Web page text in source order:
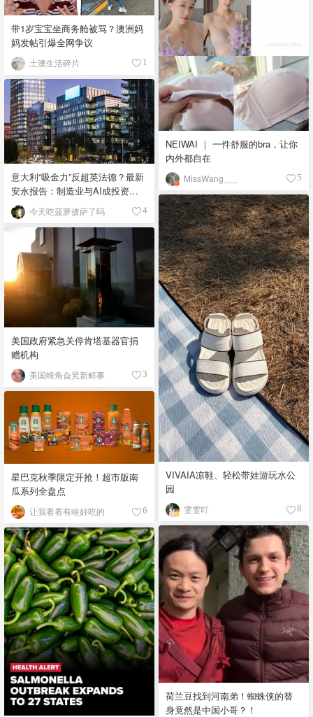
带1岁宝宝坐商务舱被骂？澳洲妈
妈发帖引爆全网争议
土澳生活碎片 1
NEIWAI ｜ 一件舒服的bra，让你
内外都自在
MissWang___ 5
意大利“吸金力”反超英法德？最新
安永报告：制造业与AI成投资新
宠！ 今天吃菠萝披萨了吗 4
VIVAIA凉鞋、轻松带娃游玩水公
园
雯雯吖 8
美国政府紧急关停肯塔基器官捐
赠机构
美国犄角旮旯新鲜事 3
星巴克秋季限定开抢！超市版南
瓜系列全盘点
让我看看有啥好吃的 6
荷兰豆找到河南弟！蜘蛛侠的替
身竟然是中国小哥？！